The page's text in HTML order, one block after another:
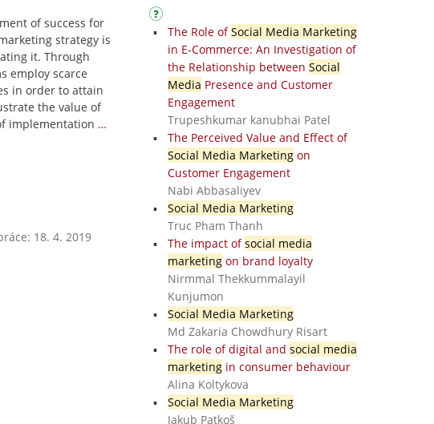
of success for
strategy is
it. Through
employ scarce
in order to attain
the value of
implementation …
18. 4. 2019
The Role ofSocial Media Marketing
in E-Commerce: An Investigation of
the Relationship between Social
Media Presence and Customer
Engagement
Trupeshkumar kanubhai Patel
The Perceived Value and Effect of
Social Media Marketingon
Customer Engagement
Nabi Abbasaliyev
Social Media Marketing
Truc Pham Thanh
The impact ofsocial media
marketingon brand loyalty
Nirmmal Thekkummalayil
Kunjumon
Social Media Marketing
Md Zakaria Chowdhury Risart
The role of digital and social media
marketingin consumer behaviour
Alina Koltykova
Social Media Marketing
Jakub Patkoš